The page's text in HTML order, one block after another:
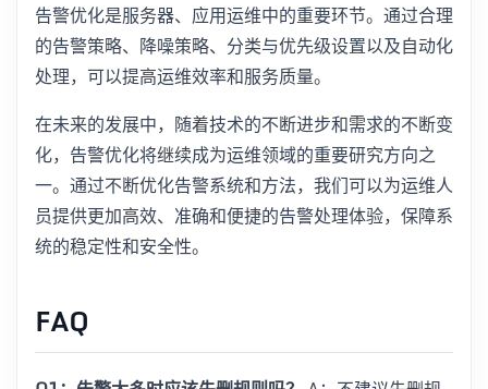
告警优化是服务器、应用运维中的重要环节。通过合理
的告警策略、降噪策略、分类与优先级设置以及自动化
处理，可以提高运维效率和服务质量。
在未来的发展中，随着技术的不断进步和需求的不断变
化，告警优化将继续成为运维领域的重要研究方向之
一。通过不断优化告警系统和方法，我们可以为运维人
员提供更加高效、准确和便捷的告警处理体验，保障系
统的稳定性和安全性。
FAQ